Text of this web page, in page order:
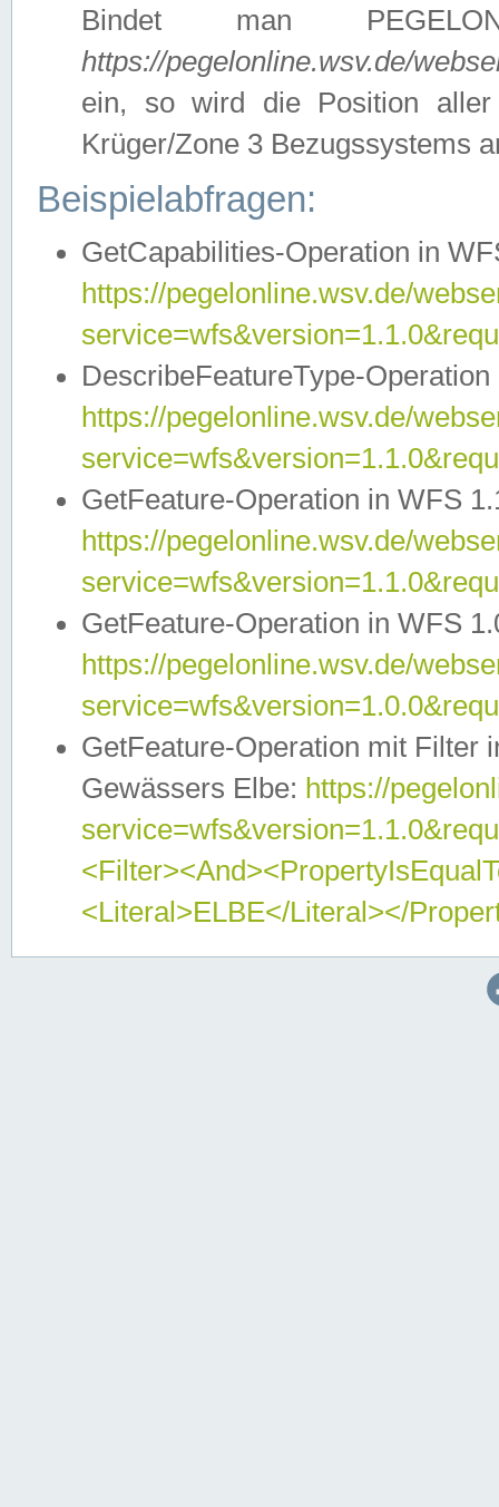
Bindet man
https://pegelonline.wsv.de/
ein, so wird die Position
Krüger/Zone 3 Bezugssystems
Beispielabfragen:
GetCapabilities-Operation in
https://pegelonline.wsv.de/
DescribeFeatureType-
https://pegelonline.wsv.de/
GetFeature-Operation in WFS
https://pegelonline.wsv.de/
GetFeature-Operation in WFS
https://pegelonline.wsv.de/
GetFeature-Operation mit Filter
Gewässers Elbe: https://
<Literal>ELBE</Literal></